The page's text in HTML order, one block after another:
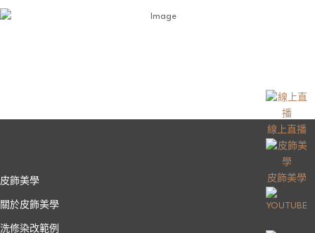
皮飾美學
關於皮飾美學
洗修染改範例
線上直播
皮飾美學